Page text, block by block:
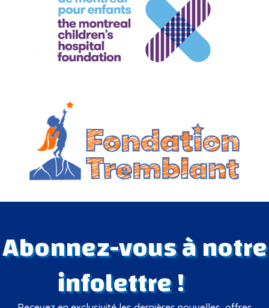
Abonnez-vous à notre
infolettre !